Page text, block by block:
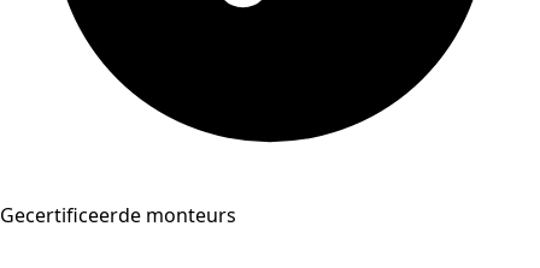
Gecertificeerde monteurs